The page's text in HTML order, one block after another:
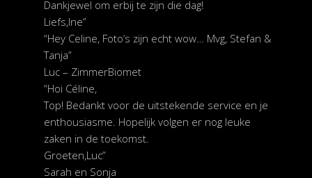
Dankjewel om erbij te zijn die dag!
Liefs,Ine”
“Hey Celine, Foto’s zijn echt wow… Mvg, Stefan &
Tanja”
Luc – ZimmerBiomet
“Hoi Céline,
Top! Bedankt voor de uitstekende service en je
enthousiasme. Hopelijk volgen er nog leuke
zaken in de toekomst.
Groeten,Luc”
Sarah en Sonja